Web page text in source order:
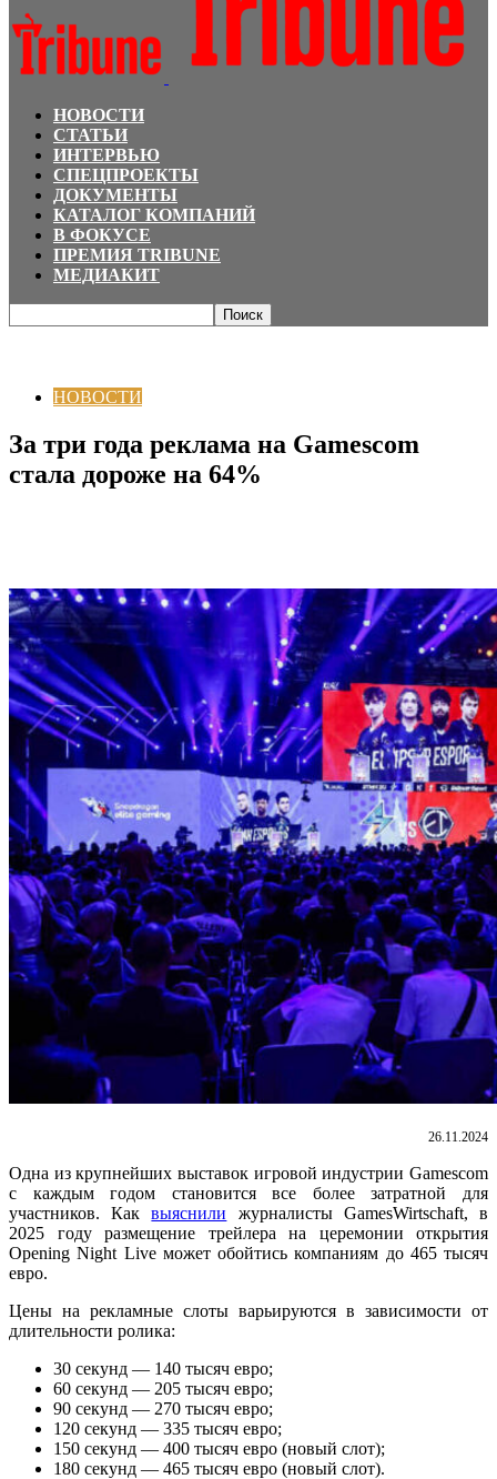
НОВОСТИ
СТАТЬИ
ИНТЕРВЬЮ
СПЕЦПРОЕКТЫ
ДОКУМЕНТЫ
КАТАЛОГ КОМПАНИЙ
В ФОКУСЕ
ПРЕМИЯ TRIBUNE
МЕДИАКИТ
НОВОСТИ
За три года реклама на Gamescom
стала дороже на 64%
26.11.2024
Одна из крупнейших выставок игровой индустрии Gamescom
с каждым годом становится все более затратной для
участников. Каквыяснили журналисты GamesWirtschaft, в
2025 году размещение трейлера на церемонии открытия
Opening Night Live может обойтись компаниям до 465 тысяч
евро.
Цены на рекламные слоты варьируются в зависимости от
длительности ролика:
30 секунд — 140 тысяч евро;
60 секунд — 205 тысяч евро;
90 секунд — 270 тысяч евро;
120 секунд — 335 тысяч евро;
150 секунд — 400 тысяч евро (новый слот);
180 секунд — 465 тысяч евро (новый слот).